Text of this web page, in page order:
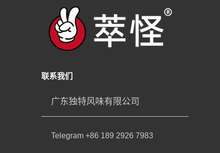
联系我们
广东独特风味有限公司
Telegram +86 189 2926 7983